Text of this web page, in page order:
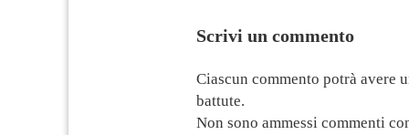
Scrivi un commento
Ciascun commento potrà avere
battute.
Non sono ammessi commenti